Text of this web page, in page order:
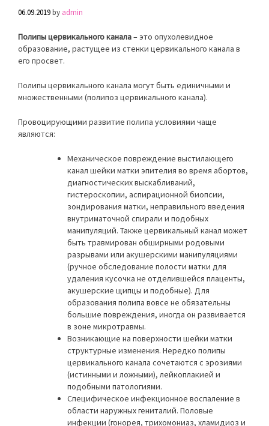
06.09.2019by admin
Полипы цервикального канала– это опухолевидное
образование, растущее из стенки цервикального канала в
его просвет.
Полипы цервикального канала могут быть единичными и
множественными (полипоз цервикального канала).
Провоцирующими развитие полипа условиями чаще
являются:
Механическое повреждение выстилающего
канал шейки матки эпителия во время абортов,
диагностических выскабливаний,
гистероскопии, аспирационной биопсии,
зондирования матки, неправильного введения
внутриматочной спирали и подобных
манипуляций. Также цервикальный канал может
быть травмирован обширными родовыми
разрывами или акушерскими манипуляциями
(ручное обследование полости матки для
удаления кусочка не отделившейся плаценты,
акушерские щипцы и подобные). Для
образования полипа вовсе не обязательны
большие повреждения, иногда он развивается
в зоне микротравмы.
Возникающие на поверхности шейки матки
структурные изменения. Нередко полипы
цервикального канала сочетаются с эрозиями
(истинными и ложными), лейкоплакией и
подобными патологиями.
Специфическое инфекционное воспаление в
области наружных гениталий. Половые
инфекции (гонорея, трихомониаз, хламидиоз и